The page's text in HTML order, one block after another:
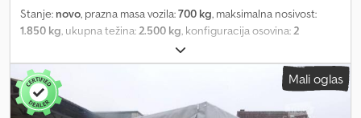
Stanje: novo, prazna masa vozila:700 kg, maksimalna nosivost:
1.850 kg , ukupna težina: 2.500 kg , konfiguracija osovina: 2
, dužina tovarnog prostora:
prostora:1.850 mm, visina tovarnog prostora:2.000 mm,
zapremina tovarnog prostora:
, građevinska
visina: 2.800 mm
Visokonoseći prikolica HT 254118 Dozvoljena ukupna masa: 2500
Mali oglas